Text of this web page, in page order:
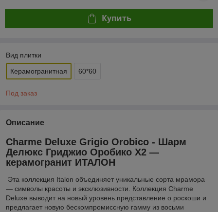
Купить
Вид плитки
Керамогранитная 60*60
Под заказ
Описание
Charme Deluxe Grigio Orobico - Шарм
Делюкс Гриджио Оробико X2 ―
керамогранит ИТАЛОН
Эта коллекция Italon объединяет уникальные сорта мрамора
— символы красоты и эксклюзивности. Коллекция Charme
Deluxe выводит на новый уровень представление о роскоши и
предлагает новую бескомпромиссную гамму из восьми